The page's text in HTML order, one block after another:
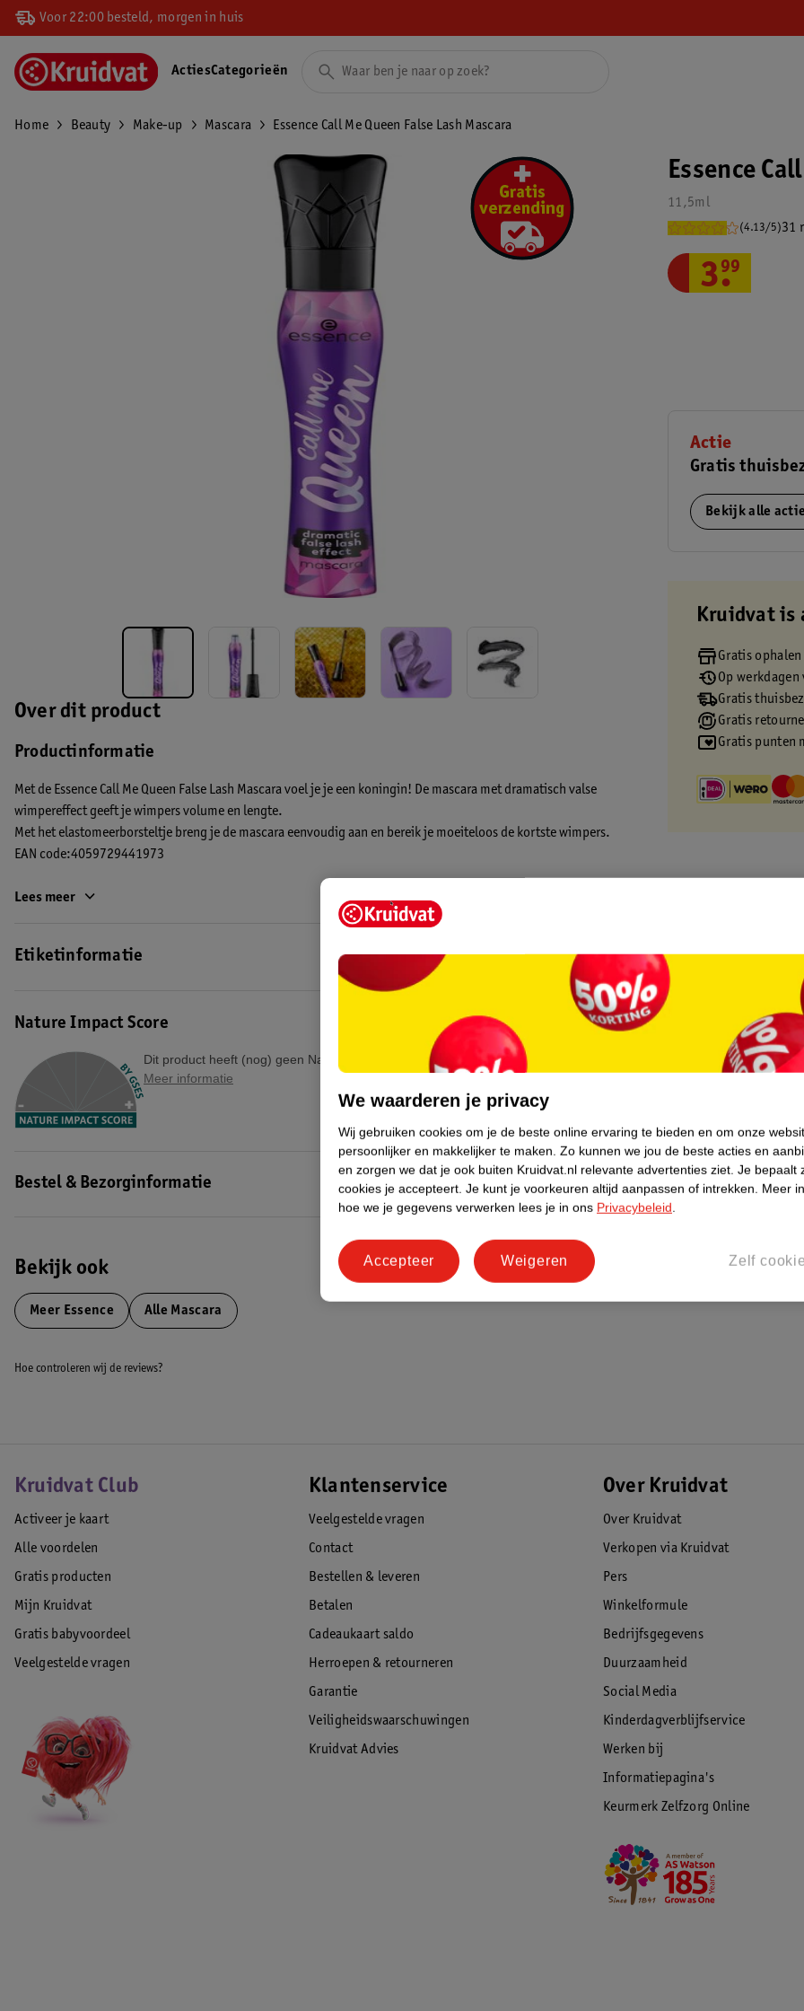
Voor 22:00 besteld, morgen in huis
ActiesCategorieën
Home Beauty Make-up Mascara Essence Call Me Queen False Lash Mascara
Over dit product
Productinformatie
Met de Essence Call Me Queen False Lash Mascara voel je je een koningin! De mascara met dramatisch valse
wimpereffect geeft je wimpers volume en lengte.
Met het elastomeerborsteltje breng je de mascara eenvoudig aan en bereik je moeiteloos de kortste wimpers.
EAN code:4059729441973
Lees meer
Etiketinformatie
Nature Impact Score
Dit product heeft (nog) geen Nature Impact Score.
Meer informatie
Bestel & Bezorginformatie
Bekijk ook
Meer Essence Alle Mascara
Essence
11,5ml
(4.13/5)31
3.
99
Actie
Gratis
Bekijk alle
Kruidvat is
Gratis
Op
Gratis
Gratis
Gratis punten
Hoe controleren wij de reviews?
Kruidvat Club
Activeer je kaart
Alle voordelen
Gratis producten
Mijn Kruidvat
Gratis babyvoordeel
Veelgestelde vragen
Klantenservice
Veelgestelde vragen
Contact
Bestellen & leveren
Betalen
Cadeaukaart saldo
Herroepen & retourneren
Garantie
Veiligheidswaarschuwingen
Kruidvat Advies
Over Kruidvat
Over Kruidvat
Verkopen via Kruidvat
Pers
Winkelformule
Bedrijfsgegevens
Duurzaamheid
Social Media
Kinderdagverblijfservice
Werken bij
Informatiepagina's
Keurmerk Zelfzorg Online
We waarderen je privacy
Wij gebruiken cookies om je de beste online ervaring te bieden en om onze
persoonlijker en makkelijker te maken. Zo kunnen we jou de beste acties en
en zorgen we dat je ook buiten Kruidvat.nl relevante advertenties ziet. Je bepaalt
cookies je accepteert. Je kunt je voorkeuren altijd aanpassen of intrekken. Meer
hoe we je gegevens verwerken lees je in ons Privacybeleid.
Zelf
Weigeren
Accepteer